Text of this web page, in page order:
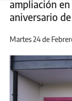
ampliación
aniversario
Martes 24 de